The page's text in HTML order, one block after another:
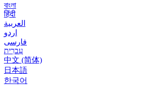
বাংলা
हिंदी
العربية
اردو
فارسی
עִברִית
中文 (简体)
日本語
한국어